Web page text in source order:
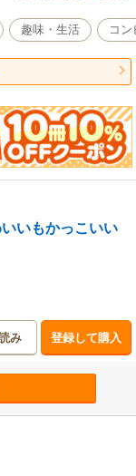
メリットが学べま
たデザイン、表情パタ
す。
も理解できます。
た配色など色塗りの悩
趣味・生活 コ
いもかっこいい
み 登録して購入